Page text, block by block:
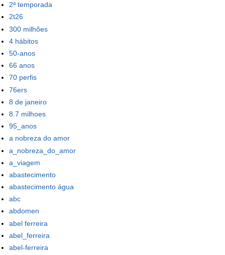
2ª temporada
2t26
300 milhões
4 hábitos
50-anos
66 anos
70 perfis
76ers
8 de janeiro
8.7 milhoes
95_anos
a nobreza do amor
a_nobreza_do_amor
a_viagem
abastecimento
abastecimento água
abc
abdomen
abel ferreira
abel_ferreira
abel-ferreira